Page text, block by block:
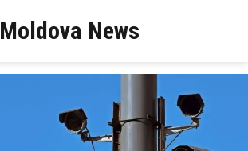
Moldova News